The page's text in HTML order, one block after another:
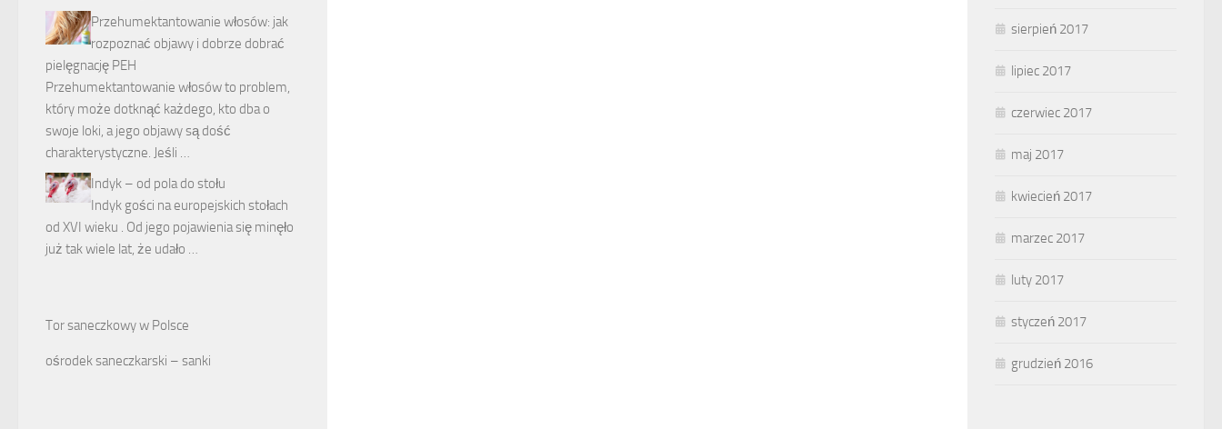
Przehumektantowanie włosów: jak
rozpoznać objawy i dobrze dobrać
pielęgnację PEH
Przehumektantowanie włosów to problem,
który może dotknąć każdego, kto dba o
swoje loki, a jego objawy są dość
charakterystyczne. Jeśli …
Indyk – od pola do stołu
Indyk gości na europejskich stołach
od XVI wieku . Od jego pojawienia się minęło
już tak wiele lat, że udało …
Tor saneczkowy w Polsce
ośrodek saneczkarski – sanki
sierpień 2017
lipiec 2017
czerwiec 2017
maj 2017
kwiecień 2017
marzec 2017
luty 2017
styczeń 2017
grudzień 2016